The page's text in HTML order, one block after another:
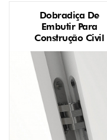
Dobradiça De
Embutir Para
Construção Civil